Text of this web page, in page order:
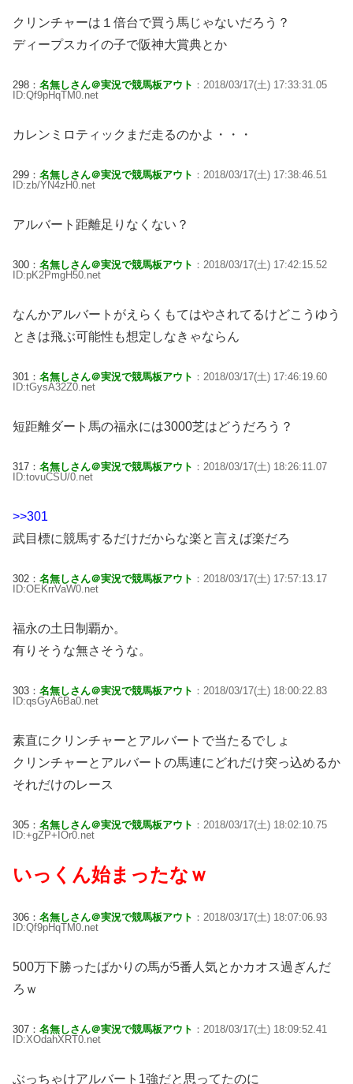
クリンチャーは１倍台で買う馬じゃないだろう？
ディープスカイの子で阪神大賞典とか
298： 名無しさん＠実況で競馬板アウト ：2018/03/17(土) 17:33:31.05
ID:Qf9pHqTM0.net
カレンミロティックまだ走るのかよ・・・
299： 名無しさん＠実況で競馬板アウト ：2018/03/17(土) 17:38:46.51
ID:zb/YN4zH0.net
アルバート距離足りなくない？
300： 名無しさん＠実況で競馬板アウト ：2018/03/17(土) 17:42:15.52
ID:pK2PmgH50.net
なんかアルバートがえらくもてはやされてるけどこうゆう
ときは飛ぶ可能性も想定しなきゃならん
301： 名無しさん＠実況で競馬板アウト ：2018/03/17(土) 17:46:19.60
ID:tGysA32Z0.net
短距離ダート馬の福永には3000芝はどうだろう？
317： 名無しさん＠実況で競馬板アウト ：2018/03/17(土) 18:26:11.07
ID:tovuCSU/0.net
>>301
武目標に競馬するだけだからな楽と言えば楽だろ
302： 名無しさん＠実況で競馬板アウト ：2018/03/17(土) 17:57:13.17
ID:OEKrrVaW0.net
福永の土日制覇か。
有りそうな無さそうな。
303： 名無しさん＠実況で競馬板アウト ：2018/03/17(土) 18:00:22.83
ID:qsGyA6Ba0.net
素直にクリンチャーとアルバートで当たるでしょ
クリンチャーとアルバートの馬連にどれだけ突っ込めるか
それだけのレース
305： 名無しさん＠実況で競馬板アウト ：2018/03/17(土) 18:02:10.75
ID:+gZP+IOr0.net
いっくん始まったなｗ
306： 名無しさん＠実況で競馬板アウト ：2018/03/17(土) 18:07:06.93
ID:Qf9pHqTM0.net
500万下勝ったばかりの馬が5番人気とかカオス過ぎんだ
ろｗ
307： 名無しさん＠実況で競馬板アウト ：2018/03/17(土) 18:09:52.41
ID:XOdahXRT0.net
ぶっちゃけアルバート1強だと思ってたのに